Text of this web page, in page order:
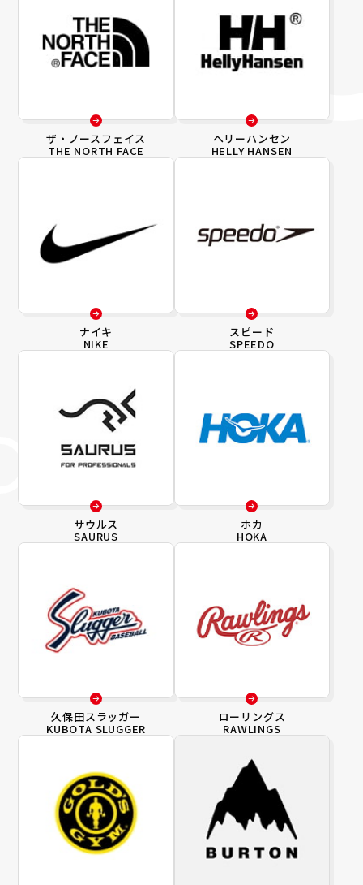
ザ・ノースフェイス
THE NORTH FACE
ヘリーハンセン
HELLY HANSEN
ナイキ
NIKE
スピード
SPEEDO
サウルス
SAURUS
ホカ
HOKA
久保田スラッガー
KUBOTA SLUGGER
ローリングス
RAWLINGS